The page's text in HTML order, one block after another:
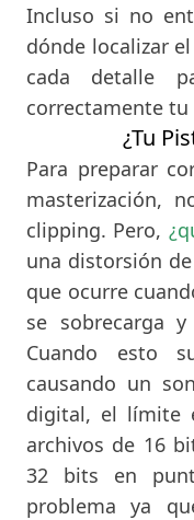
Incluso si no
dónde localizar
cada detalle
correctamente
¿Tu
Para preparar
masterización,
clipping. Pero,
una distorsión
que ocurre
se sobrecarga
Cuando esto
causando un
digital, el límite
archivos de 16
32 bits en
problema ya